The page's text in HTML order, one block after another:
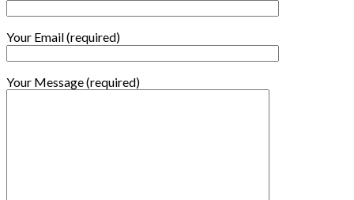
Your Email (required)
Your Message (required)